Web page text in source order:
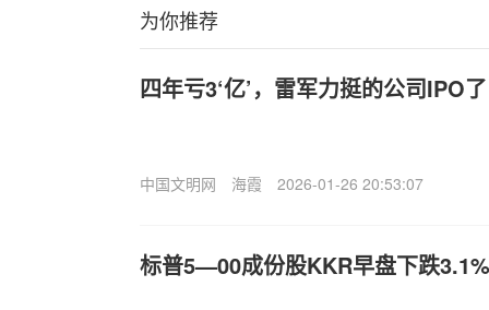
为你推荐
四年亏3‘亿’，雷军力挺的公司IPO了
中国文明网 海霞 2026-01-26 20:53:07
标普5—00成份股KKR早盘下跌3.1%